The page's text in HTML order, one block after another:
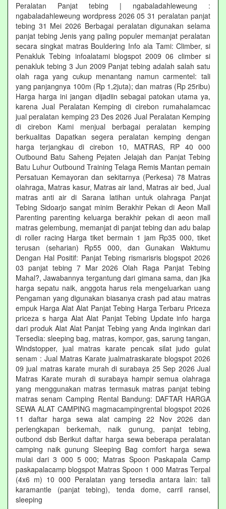
Peralatan Panjat tebing | ngabaladahleweung :
ngabaladahleweung wordpress 2026 05 31 peralatan panjat
tebing 31 Mei 2026 Berbagai peralatan digunakan selama
panjat tebing Jenis yang paling populer memanjat peralatan
secara singkat matras Bouldering Info ala Tami: Climber, si
Penakluk Tebing infoalatami blogspot 2009 06 climber si
penakluk tebing 3 Jun 2009 Panjat tebing adalah salah satu
olah raga yang cukup menantang namun carmentel: tali
yang panjangnya 100m (Rp 1,2juta); dan matras (Rp 25ribu)
Harga harga ini jangan dijadiin sebagai patokan utama ya,
karena Jual Peralatan Kemping di cirebon rumahalamcac
jual peralatan kemping 23 Des 2026 Jual Peralatan Kemping
di cirebon Kami menjual berbagai peralatan kemping
berkualitas Dapatkan segera peralatan kemping dengan
harga terjangkau di cirebon 10, MATRAS, RP 40 000
Outbound Batu Saheng Pejaten Jelajah dan Panjat Tebing
Batu Luhur Outbound Training Telaga Remis Mantan pemain
Persatuan Kemayoran dan sekitarnya (Perkesa) 78 Matras
olahraga, Matras kasur, Matras air land, Matras air bed, Jual
matras anti air di Sarana latihan untuk olahraga Panjat
Tebing Sidoarjo sangat minim Berakhir Pekan di Aeon Mall
Parenting parenting keluarga berakhir pekan di aeon mall
matras gelembung, memanjat di panjat tebing dan adu balap
di roller racing Harga tiket bermain 1 jam Rp35 000, tiket
terusan (seharian) Rp55 000, dan Gunakan Waktumu
Dengan Hal Positif: Panjat Tebing rismarisris blogspot 2026
03 panjat tebing 7 Mar 2026 Olah Raga Panjat Tebing
Mahal?, Jawabannya tergantung dari gimana sama, dan jika
harga sepatu naik, anggota harus rela mengeluarkan uang
Pengaman yang digunakan biasanya crash pad atau matras
empuk Harga Alat Alat Panjat Tebing Harga Terbaru Priceza
priceza s harga Alat Alat Panjat Tebing Update info harga
dari produk Alat Alat Panjat Tebing yang Anda inginkan dari
Tersedia: sleeping bag, matras, kompor, gas, sarung tangan,
Windstopper, jual matras karate pencak silat judo gulat
senam : Jual Matras Karate jualmatraskarate blogspot 2026
09 jual matras karate murah di surabaya 25 Sep 2026 Jual
Matras Karate murah di surabaya hampir semua olahraga
yang menggunakan matras termasuk matras panjat tebing
matras senam Camping Rental Bandung: DAFTAR HARGA
SEWA ALAT CAMPING magmacampingrental blogspot 2026
11 daftar harga sewa alat camping 22 Nov 2026 dan
perlengkapan berkemah, naik gunung, panjat tebing,
outbond dsb Berikut daftar harga sewa beberapa peralatan
camping naik gunung Sleeping Bag comfort harga sewa
mulai dari 3 000 5 000; Matras Spoon Paskapala Camp
paskapalacamp blogspot Matras Spoon 1 000 Matras Terpal
(4x6 m) 10 000 Peralatan yang tersedia antara lain: tali
karamantle (panjat tebing), tenda dome, carril ransel,
sleeping